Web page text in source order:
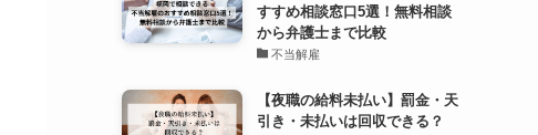
すすめ相談窓口5選！無料相談
から弁護士まで比較
不当解雇
【夜職の給料未払い】罰金・天
引き・未払いは回収できる？